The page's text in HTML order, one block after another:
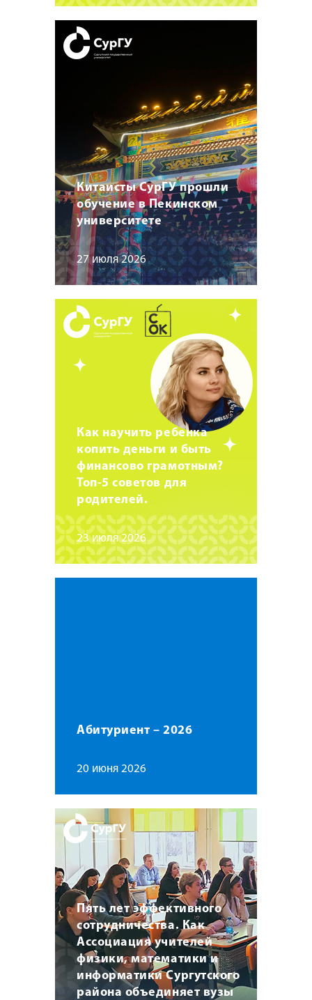
Китаисты СурГУ прошли
обучение в Пекинском
университете
27 июля 2026
Как научить ребенка
копить деньги и быть
финансово грамотным?
Топ-5 советов для
родителей.
23 июля 2026
Абитуриент – 2026
20 июня 2026
Пять лет эффективного
сотрудничества. Как
Ассоциация учителей
физики, математики и
информатики Сургутского
района объединяет вузы